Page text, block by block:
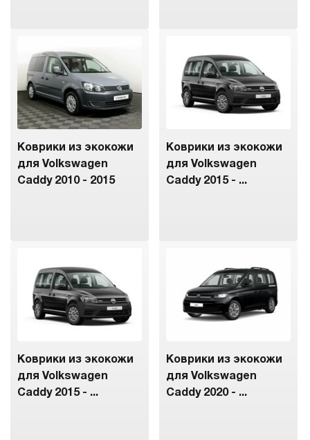
Коврики из экокожи
для Volkswagen
Caddy 2010 - 2015
Коврики из экокожи
для Volkswagen
Caddy 2015 - ...
Коврики из экокожи
для Volkswagen
Caddy 2015 - ...
Коврики из экокожи
для Volkswagen
Caddy 2020 - ...